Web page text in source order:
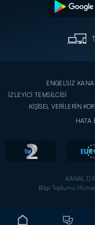
ENGELSİZ
İZLEYİCİ TEMSİLCİSİ
KİŞİSEL VERİLERİN
HATA
KANAL D
Bilgi Toplumu